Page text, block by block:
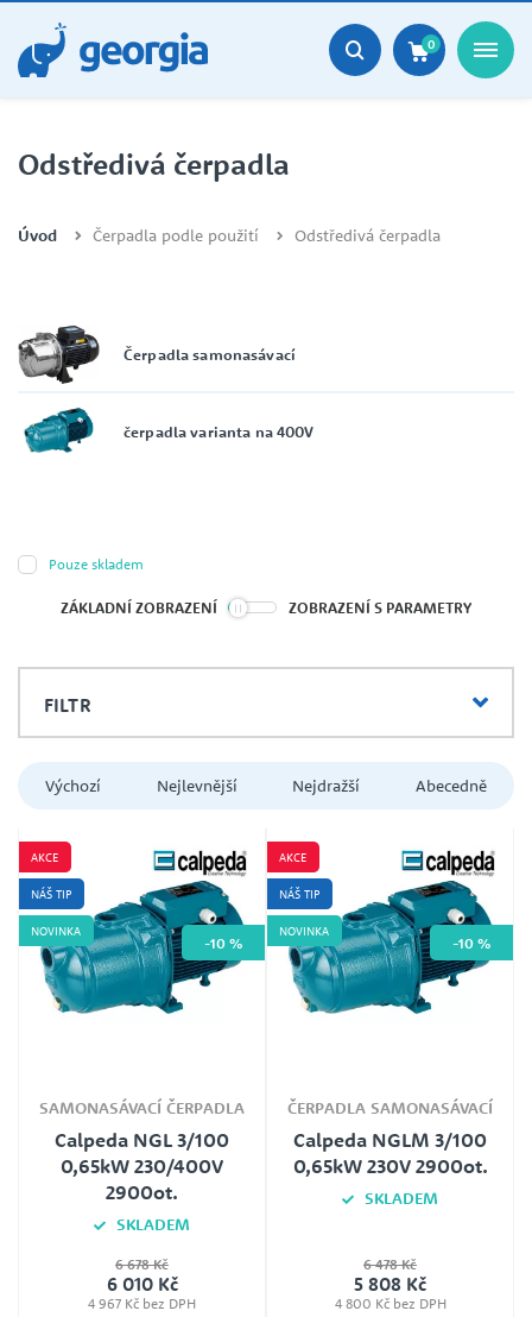
0
Odstředivá čerpadla
Úvod Čerpadla podle použití Odstředivá čerpadla
Čerpadla samonasávací
čerpadla varianta na 400V
Pouze skladem
ZÁKLADNÍ ZOBRAZENÍ ZOBRAZENÍ S PARAMETRY
FILTR
Caprari
EBARA
LIVERANI
SIGMA
Speck pumpen
Victor Pumps
Wilo
21 417 Kč
Výchozí Nejlevnější Nejdražší Abecedně
AKCE
NÁŠ TIP
NOVINKA
-10 %
SAMONASÁVACÍ ČERPADLA
Calpeda NGL 3/100
0,65kW 230/400V
2900ot.
SKLADEM
Jmenovité napětí
400 V
6 678 Kč
6 010 Kč
4 967 Kč bez DPH
AKCE
NÁŠ TIP
NOVINKA
-10 %
ČERPADLA SAMONASÁVACÍ
Calpeda NGLM 3/100
0,65kW 230V 2900ot.
SKLADEM
6 478 Kč
5 808 Kč
4 800 Kč bez DPH